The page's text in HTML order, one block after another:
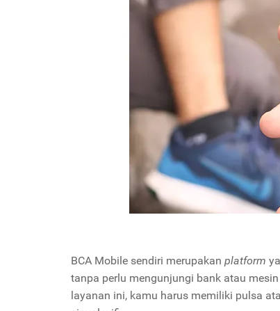
BCA Mobile sendiri merupakan platform
tanpa perlu mengunjungi bank atau
layanan ini, kamu harus memiliki pulsa